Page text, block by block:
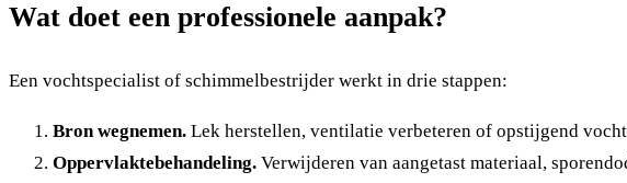
Wat doet een professionele aanpak?
Een vochtspecialist of schimmelbestrijder werkt in drie stappen:
Bron wegnemen. Lek herstellen, ventilatie verbeteren of opstijgend
Oppervlaktebehandeling. Verwijderen van aangetast materiaal,